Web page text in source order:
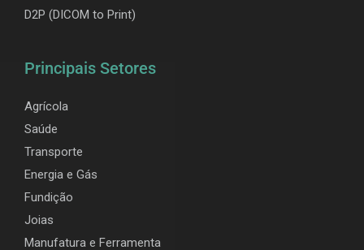
D2P (DICOM to Print)
Principais Setores
Agrícola
Saúde
Transporte
Energia e Gás
Fundição
Joias
Manufatura e Ferramenta